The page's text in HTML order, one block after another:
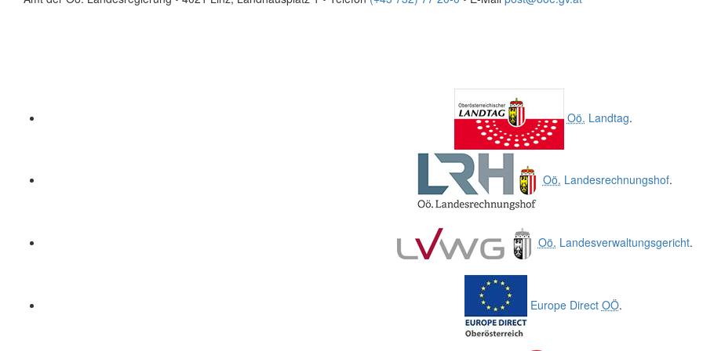
Oö. Landtag.
Oö. Landesrechnungshof.
Oö. Landesverwaltungsgericht.
Europe Direct OÖ.